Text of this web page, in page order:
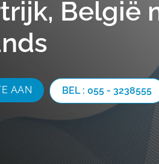
België
AAN BEL : 055 - 3238555